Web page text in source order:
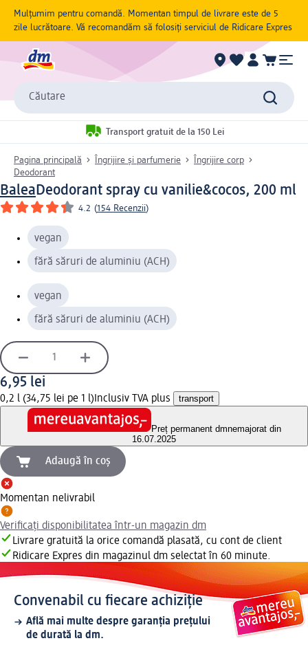
Mulțumim pentru comandă. Momentan timpul de livrare este de 5
zile lucrătoare. Vă recomandăm să folosiți serviciul de Ridicare Expres
Căutare
Transport gratuit de la 150 Lei
Pagina principală Îngrijire și parfumerie
Îngrijire corp
Deodorant
BaleaDeodorant spray cu vanilie&cocos, 200 ml
4.2 (154 Recenzii)
vegan
fără săruri de aluminiu (ACH)
vegan
fără săruri de aluminiu (ACH)
6,95 lei
0,2 l (34,75 lei pe 1 l) Inclusiv TVA plus transport
Preț permanent dmnemajorat din
16.07.2025
Adaugă în coș
Momentan nelivrabil
Verificați disponibilitatea într-un magazin dm
Livrare gratuită la orice comandă plasată, cu cont de client
Ridicare Expres din magazinul dm selectat în 60 minute.
Convenabil cu fiecare achiziție
Află mai multe despre garanția prețului
de durată la dm.